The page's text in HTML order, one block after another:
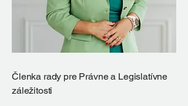
Členka rady pre Právne a Legislatívne
záležitosti